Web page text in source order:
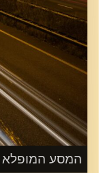
המסע המופלא